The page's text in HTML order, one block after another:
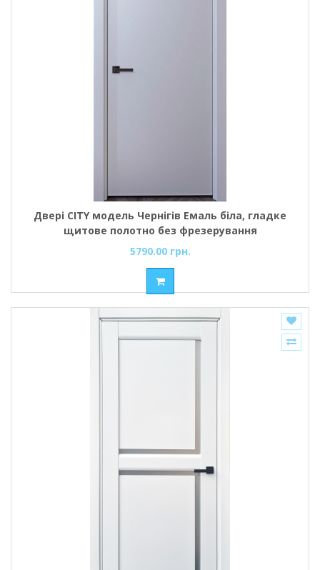
Двері CITY модель Чернігів Емаль біла, гладке
щитове полотно без фрезерування
5790.00 грн.